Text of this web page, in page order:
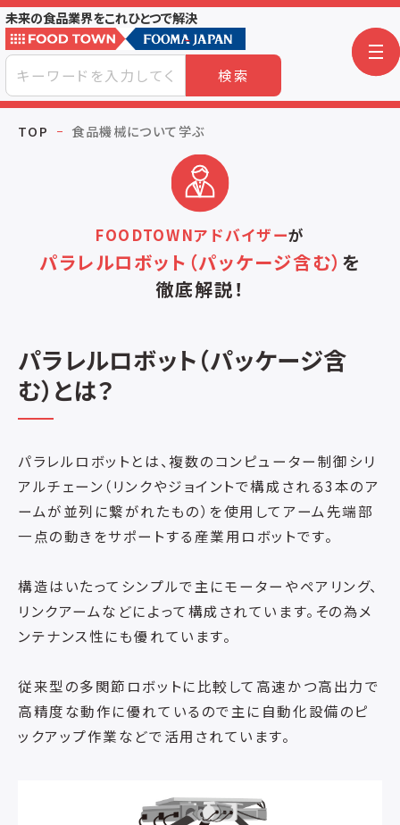
未来の食品業界をこれひとつで解決
検索
TOP 食品機械について学ぶ
FOODTOWNアドバイザーが
パラレルロボット（パッケージ含む） を
徹底解説！
パラレルロボット（パッケージ含
む）とは？
パラレルロボットとは、複数のコンピューター制御シリ
アルチェーン（リンクやジョイントで構成される3本のア
ームが並列に繋がれたもの）を使用してアーム先端部
一点の動きをサポートする産業用ロボットです。
構造はいたってシンプルで主にモーターやペアリング、
リンクアームなどによって構成されています。その為メ
ンテナンス性にも優れています。
従来型の多関節ロボットに比較して高速かつ高出力で
高精度な動作に優れているので主に自動化設備のピ
ックアップ作業などで活用されています。